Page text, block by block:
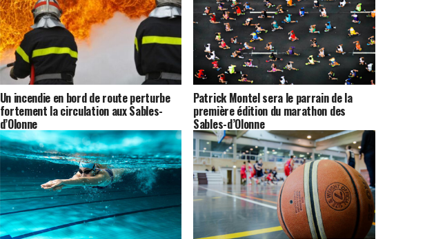
Un incendie en bord de route perturbe
fortement la circulation aux Sables-
d’Olonne
Patrick Montel sera le parrain de la
première édition du marathon des
Sables-d’Olonne